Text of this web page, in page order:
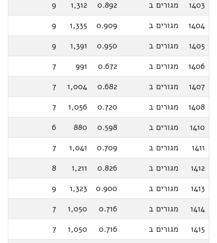
1403 מגורים ב 0.892
1,312
9
1404
מגורים ב 0.909
1,335
9
1405
מגורים ב 0.950
1,391
9
1406
מגורים ב 0.672
991
7
1407
מגורים ב 0.682
1,004
7
1408
מגורים ב 0.720
1,056
7
1410
מגורים ב 0.598
880
6
1411
מגורים ב 0.709
1,041
7
1412
מגורים ב 0.826
1,211
8
1413
מגורים ב 0.900
1,323
9
1414
מגורים ב 0.716
1,050
7
1415
מגורים ב 0.716
1,050
7